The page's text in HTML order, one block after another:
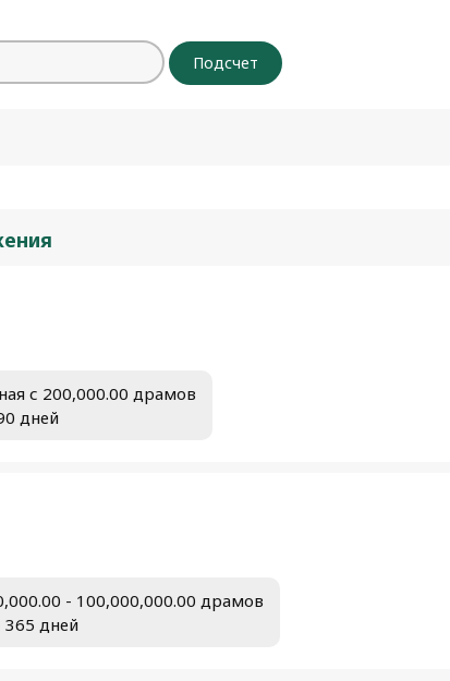
с 200,000.00 драмов
дней
- 100,000,000.00 драмов
365 дней